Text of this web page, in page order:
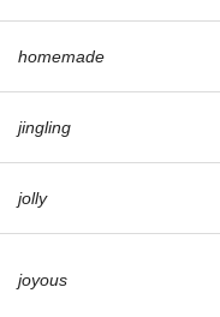
homemade
jingling
jolly
joyous